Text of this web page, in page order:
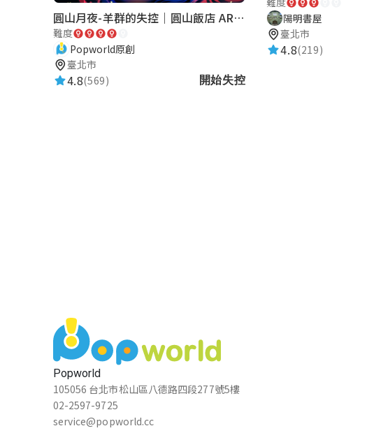
2024-12-05 13:20:52 ★★★★★
太好玩了吧天哪
題目設計不會很難，很適合親子一起遊玩！
zy l
2024-12-05 00:58:59
圓山月夜-羊群的失控｜圓山飯店 ARG實境解謎遊戲
難度
Popworld原創
臺北市
4.8(569) 開始失控
陽明書屋
臺北市
4.8(219)
Popworld
105056 台北市松山區八德路四段277號5樓
02-2597-9725
service@popworld.cc